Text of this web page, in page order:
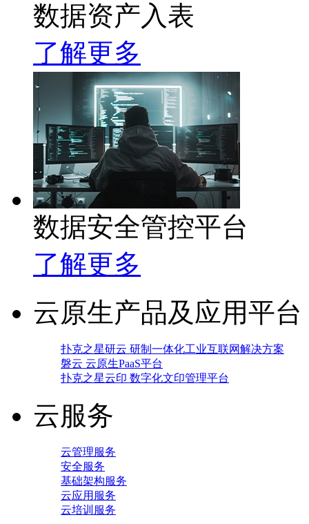
数据资产入表
了解更多
数据安全管控平台
了解更多
云原生产品及应用平台
扑克之星研云 研制一体化工业互联网解决方案
磐云 云原生PaaS平台
扑克之星云印 数字化文印管理平台
云服务
云管理服务
安全服务
基础架构服务
云应用服务
云培训服务